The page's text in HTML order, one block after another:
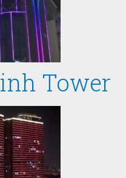
Tower